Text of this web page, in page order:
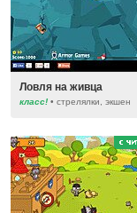
Ловля на живца
класс! • стрелялки, экшен